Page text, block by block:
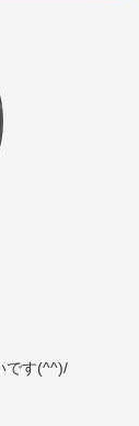
です(^^)/